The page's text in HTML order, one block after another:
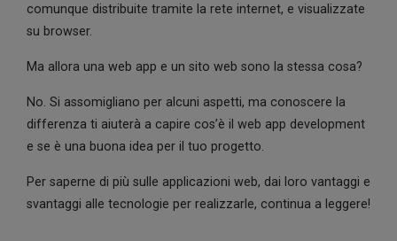
comunque distribuite tramite la rete internet, e visualizzate
su browser.
Ma allora una web app e un sito web sono la stessa cosa?
No. Si assomigliano per alcuni aspetti, ma conoscere la
differenza ti aiuterà a capire cos’è il web app development
e se è una buona idea per il tuo progetto.
Per saperne di più sulle applicazioni web, dai loro vantaggi e
svantaggi alle tecnologie per realizzarle, continua a leggere!